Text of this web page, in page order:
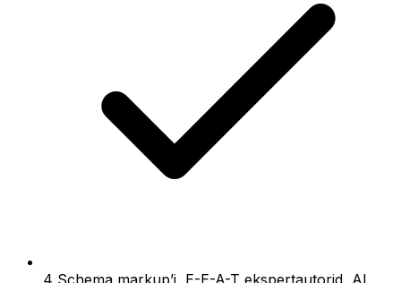
4 Schema markup’i, E-E-A-T ekspertautorid, AI